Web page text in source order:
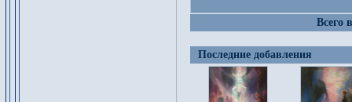
Всего
Последние добавления